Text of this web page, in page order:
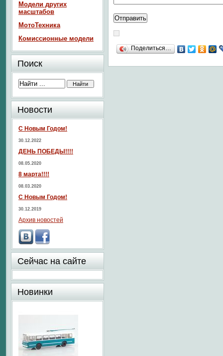
Поделиться…
Модели других
масштабов
МотоТехника
Комиссионные модели
Поиск
Новости
С Новым Годом!
30.12.2022
ДЕНЬ ПОБЕДЫ!!!!
08.05.2020
8 марта!!!!
08.03.2020
С Новым Годом!
30.12.2019
Архив новостей
Сейчас на сайте
Новинки